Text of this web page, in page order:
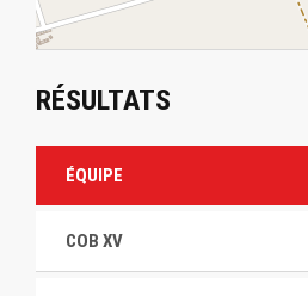
RÉSULTATS
ÉQUIPE
COB XV